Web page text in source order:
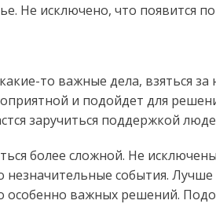
Не исключено, что появится
то важные дела, взяться
и подойдет для
заручиться поддержкой
более сложной. Не
незначительные события.
особенно важных решений.